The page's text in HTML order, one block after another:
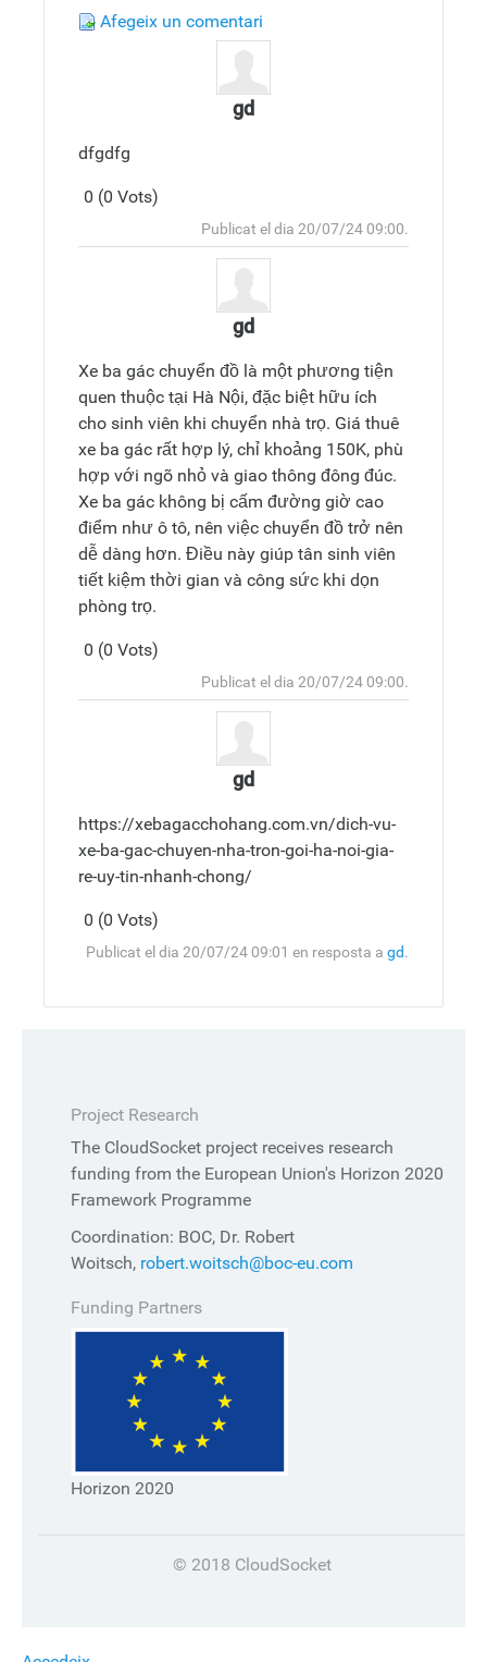
Afegeix un comentari
gd
dfgdfg
0 (0 Vots)
comentari
Publicat el dia 20/07/24 09:00.
gd
Xe ba gác chuyển đồ là một phương tiện
quen thuộc tại Hà Nội, đặc biệt hữu ích
cho sinh viên khi chuyển nhà trọ. Giá thuê
xe ba gác rất hợp lý, chỉ khoảng 150K, phù
hợp với ngõ nhỏ và giao thông đông đúc.
Xe ba gác không bị cấm đường giờ cao
điểm như ô tô, nên việc chuyển đồ trở nên
dễ dàng hơn. Điều này giúp tân sinh viên
tiết kiệm thời gian và công sức khi dọn
phòng trọ.
0 (0 Vots)
comentari
Publicat el dia 20/07/24 09:00.
gd
https://xebagacchohang.com.vn/dich-vu-
xe-ba-gac-chuyen-nha-tron-goi-ha-noi-gia-
re-uy-tin-nhanh-chong/
0 (0 Vots)
comentari
Publicat el dia 20/07/24 09:01 en resposta a gd.
Project Research
The CloudSocket project receives research
funding from the European Union's Horizon 2020
Framework Programme
Coordination: BOC, Dr. Robert
Woitsch, robert.woitsch@boc-eu.com
Funding Partners
Horizon 2020
© 2018 CloudSocket